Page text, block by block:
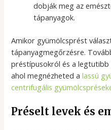
dobják meg az
tápanyagok.
Amikor gyümölcsprést
tápanyagmegőrzésre.
préstípusokról és a
ahol megnézheted alassú
centrifugális
Préselt levek és